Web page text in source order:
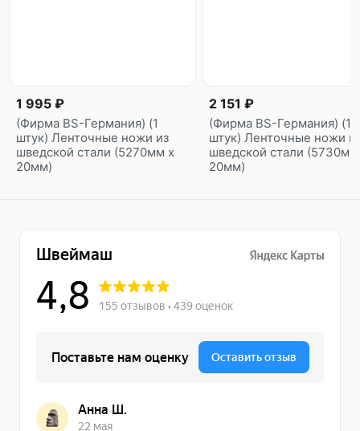
1 995 ₽
(Фирма BS-Германия) (1
штук) Ленточные ножи из
шведской стали (5270мм х
20мм)
2 151 ₽
(Фирма BS-Германия) (1
штук) Ленточные ножи
шведской стали (5730мм
20мм)